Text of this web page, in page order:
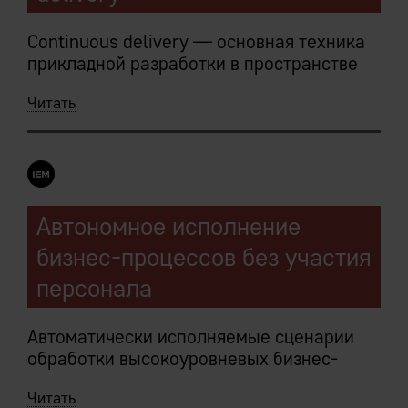
Continuous delivery — основная техника
прикладной разработки в пространстве
Централизованное хранение
следствие логической монолитности,
быстрое прототипирование на их основе.
Встроенные средства верификации кода
на всем протяжении жизненного цикла.
Средства контроля и разделения кода
IEM-платформы позволяют вести
разработку и тестирование на
продуктивных данных.
Читать
Автономное исполнение
бизнес-процессов без участия
персонала
Автоматически исполняемые сценарии
обработки высокоуровневых бизнес-
Читать